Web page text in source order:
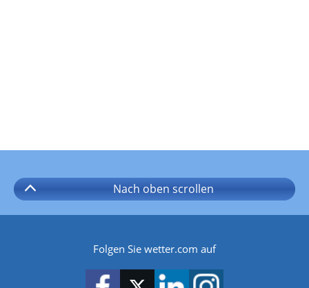
Nach oben scrollen
Folgen Sie wetter.com auf